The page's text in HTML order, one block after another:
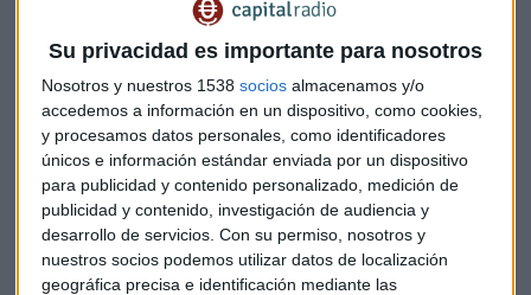
Su privacidad es importante para nosotros
Nosotros y nuestros 1538 socios almacenamos y/o
accedemos a información en un dispositivo, como cookies,
y procesamos datos personales, como identificadores
únicos e información estándar enviada por un dispositivo
para publicidad y contenido personalizado, medición de
publicidad y contenido, investigación de audiencia y
desarrollo de servicios. Con su permiso, nosotros y
nuestros socios podemos utilizar datos de localización
geográfica precisa e identificación mediante las
ECONOMÍA
Lo que trae a China el año del Perro de Tierra
Raquel Rero